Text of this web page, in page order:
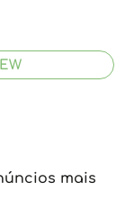
mais